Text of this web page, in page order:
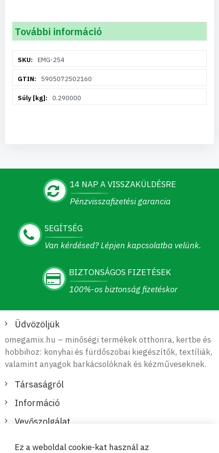
További információ
információEMG-254
5905072502160
0.290000
14 NAP A VISSZAKÜLDÉSRE
Pénzvisszafizetési garancia
SEGÍTSÉG
Van kérdésed? Lépjen kapcsolatba velünk.
BIZTONSÁGOS FIZETÉSEK
100%-os biztonság fizetéskor
Üdvözöljük
omegamix.hu – minőségi termékek otthonra, kertbe és
hobbihoz: konyhai és fürdőszobai kiegészítők, textíliák,
valamint anyagok barkácsolóknak és kézműveseknek.
Társaságról
Információ
Vevőszolgálat
Ez a weboldal cookie-kat használ az